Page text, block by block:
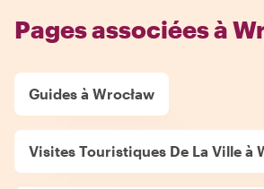
Pages associées à
Guides à Wrocław
Visites Touristiques De La Ville à